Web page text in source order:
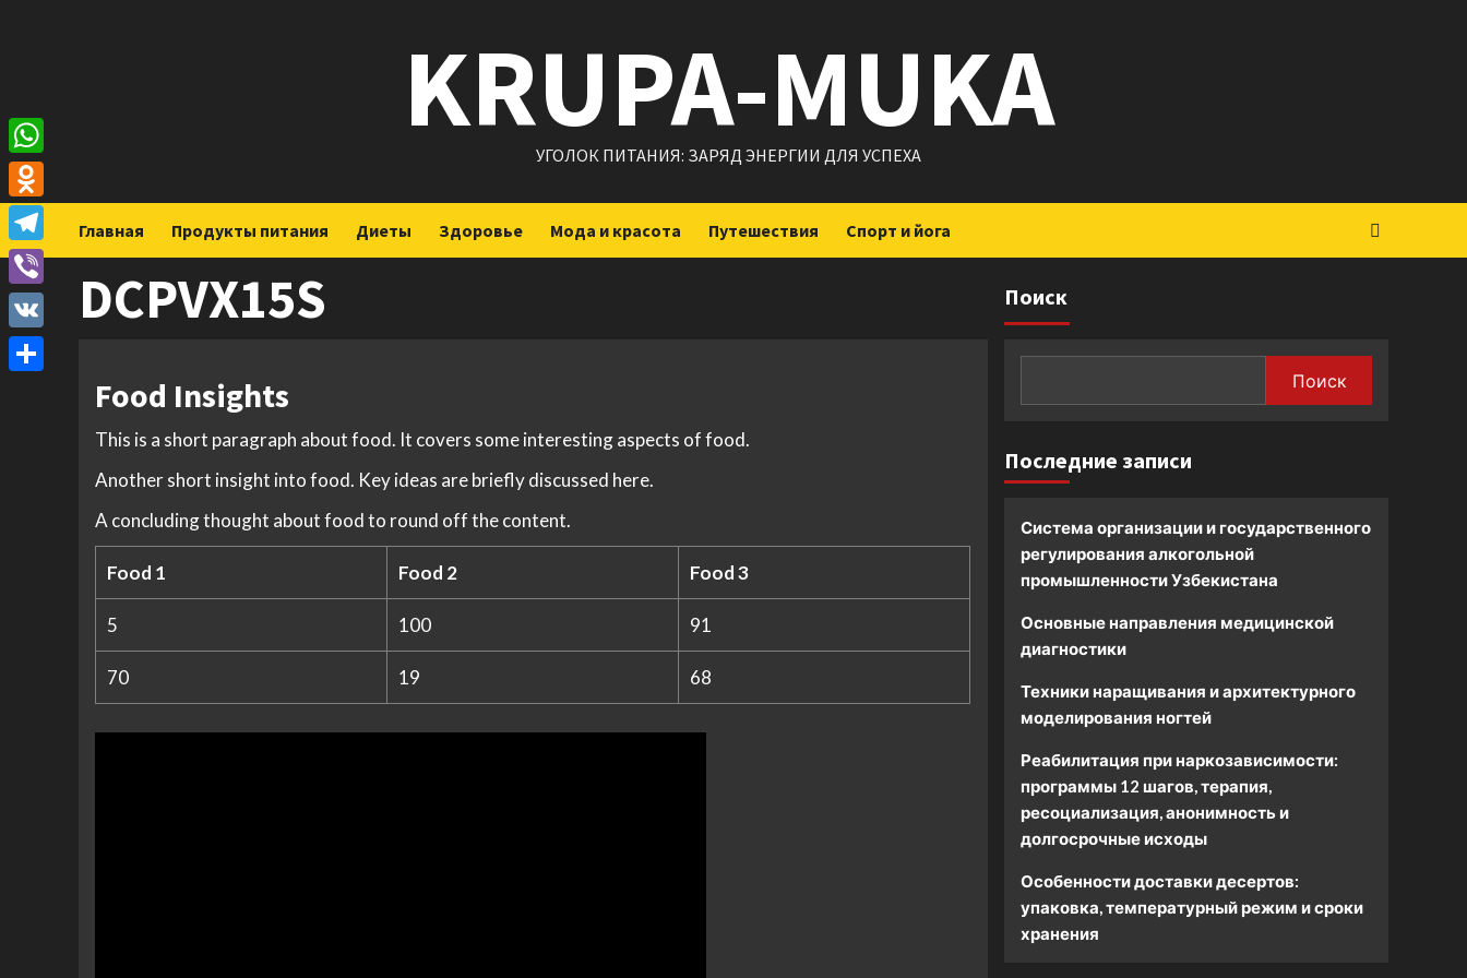
KRUPA-MUKA
УГОЛОК ПИТАНИЯ: ЗАРЯД ЭНЕРГИИ ДЛЯ УСПЕХА
Главная Продукты питания Диеты Здоровье Мода и красота Путешествия Спорт и йога
DCPVX15S
Food Insights
This is a short paragraph about food. It covers some interesting aspects of food.
Another short insight into food. Key ideas are briefly discussed here.
A concluding thought about food to round off the content.
Food 1 Food 2 Food 3
5 100 91
70 19 68
Поиск
Поиск
Последние записи
Система организации и государственного
регулирования алкогольной
промышленности Узбекистана
Основные направления медицинской
диагностики
Техники наращивания и архитектурного
моделирования ногтей
Реабилитация при наркозависимости:
программы 12 шагов, терапия,
ресоциализация, анонимность и
долгосрочные исходы
Особенности доставки десертов:
упаковка, температурный режим и сроки
хранения
WhatsApp
Odnoklassniki
Telegram
Viber
VK
Отправить